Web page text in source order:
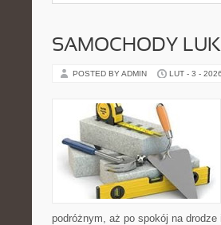
SAMOCHODY
POSTED BY ADMIN LUT - 3 - 2026
podróżnym, aż po spokój na